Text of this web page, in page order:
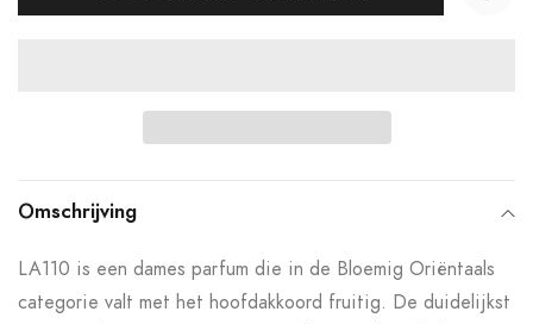
toegevoegen
uw
winkelwagen
Omschrijving
LA110 is een dames parfum die in de Bloemig Oriëntaals
categorie valt met het hoofdakkoord fruitig. De duidelijkst